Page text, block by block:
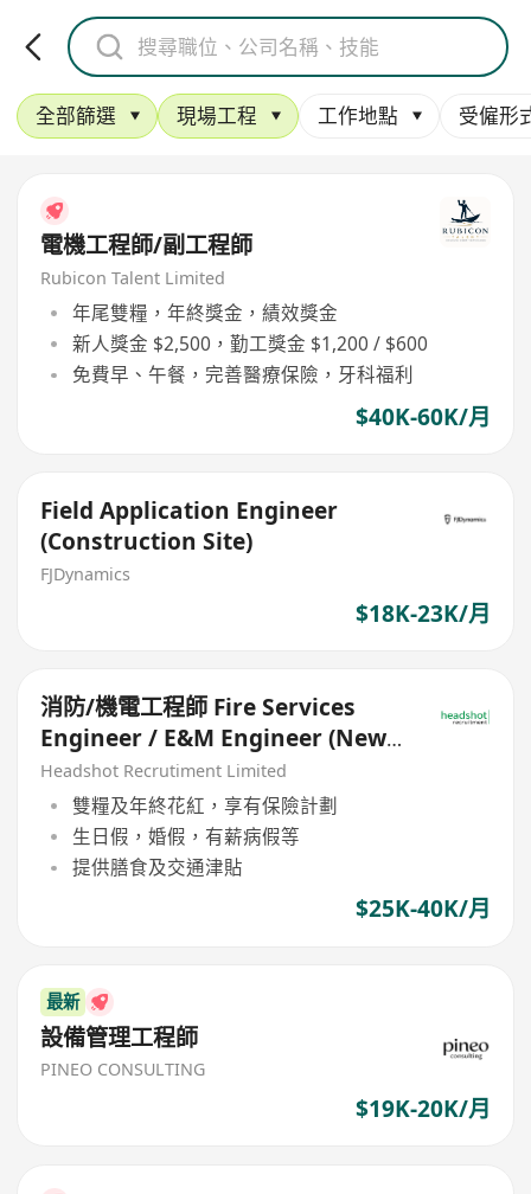
全部篩選 現場工程 工作地點 受僱形
電機工程師/副工程師
Rubicon Talent Limited
年尾雙糧，年終獎金，績效獎金
新人獎金 $2,500，勤工獎金 $1,200 / $600
免費早、午餐，完善醫療保險，牙科福利
$40K-60K/月
Field Application Engineer
(Construction Site)
FJDynamics
$18K-23K/月
消防/機電工程師 Fire Services
Engineer / E&M Engineer (New-
Build Projects)
Headshot Recrutiment Limited
雙糧及年終花紅，享有保險計劃
生日假，婚假，有薪病假等
提供膳食及交通津貼
$25K-40K/月
最新
設備管理工程師
PINEO CONSULTING
$19K-20K/月